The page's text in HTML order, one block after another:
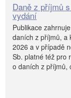
Daně z příjmů
vydání
Publikace
daních z příjmů, a
2026 a v případě
Sb. platné též pro
o daních z příjmů,